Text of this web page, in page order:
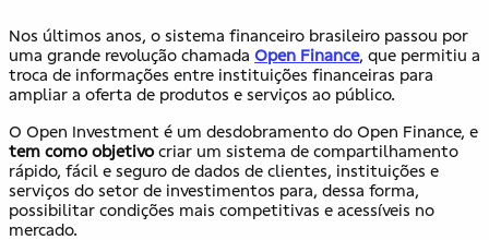
Nos últimos anos, o sistema financeiro brasileiro passou por
uma grande revolução chamada Open Finance, que permitiu a
troca de informações entre instituições financeiras para
ampliar a oferta de produtos e serviços ao público.
O Open Investment é um desdobramento do Open Finance, e
tem como objetivocriar um sistema de compartilhamento
rápido, fácil e seguro de dados de clientes, instituições e
serviços do setor de investimentos para, dessa forma,
possibilitar condições mais competitivas e acessíveis no
mercado.